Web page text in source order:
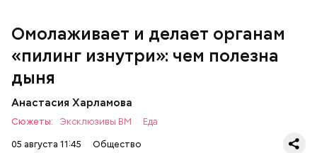
Омолаживает и делает органам
«пилинг изнутри»: чем полезна
дыня
Анастасия Харламова
Сюжеты: Эксклюзивы ВМ
Еда
05 августа 11:45
Общество
клетчатка — достаточно нежная и забирает
излишки холестерина, сахара и соли тяжелых
фолиевая кислота (в большом количестве) —
она необходима беременным женщинам,
чтобы формировалась нервная трубка у
плода. Также ее рекомендуют принимать для
снижения уровня гомоцистеина — это
— В момент стресса он держит сосуды под
контролем и контролирует более 300 реакций
нашего организма. Также положительно влияет на